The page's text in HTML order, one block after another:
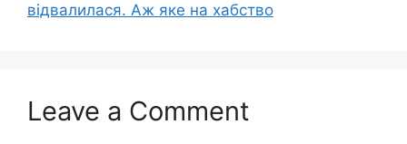
відвалилася. Аж яке на хабство
Leave a Comment